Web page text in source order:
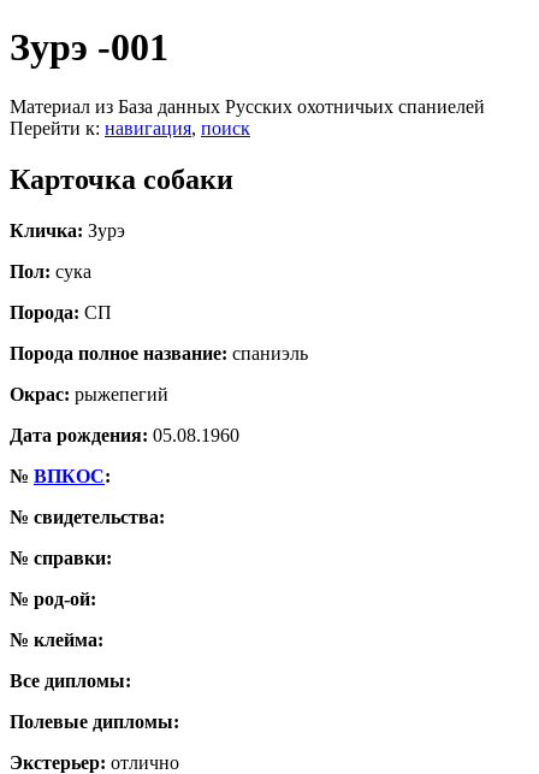
Зурэ -001
Материал из База данных Русских охотничьих спаниелей
Перейти к: навигация, поиск
Карточка собаки
Кличка: Зурэ
Пол: сука
Порода: СП
Порода полное название: спаниэль
Окрас: рыжепегий
Дата рождения: 05.08.1960
№ ВПКОС:
№ свидетельства:
№ справки:
№ род-ой:
№ клейма:
Все дипломы:
Полевые дипломы:
Экстерьер: отлично